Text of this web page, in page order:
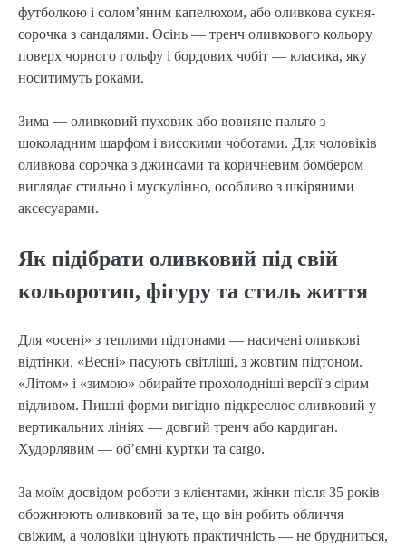
футболкою і солом’яним капелюхом, або оливкова сукня-
сорочка з сандалями. Осінь — тренч оливкового кольору
поверх чорного гольфу і бордових чобіт — класика, яку
носитимуть роками.
Зима — оливковий пуховик або вовняне пальто з
шоколадним шарфом і високими чоботами. Для чоловіків
оливкова сорочка з джинсами та коричневим бомбером
виглядає стильно і мускулінно, особливо з шкіряними
аксесуарами.
Як підібрати оливковий під свій
кольоротип, фігуру та стиль життя
Для «осені» з теплими підтонами — насичені оливкові
відтінки. «Весні» пасують світліші, з жовтим підтоном.
«Літом» і «зимою» обирайте прохолодніші версії з сірим
відливом. Пишні форми вигідно підкреслює оливковий у
вертикальних лініях — довгий тренч або кардиган.
Худорлявим — об’ємні куртки та cargo.
За моїм досвідом роботи з клієнтами, жінки після 35 років
обожнюють оливковий за те, що він робить обличчя
свіжим, а чоловіки цінують практичність — не брудниться,